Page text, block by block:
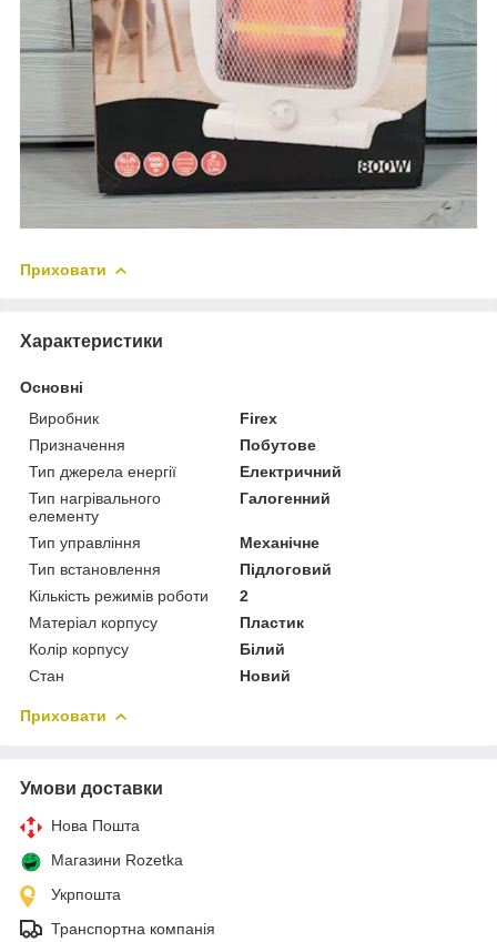
Приховати
Характеристики
Основні
Виробник
Firex
Призначення
Побутове
Тип джерела енергії
Електричний
Тип нагрівального
елементу
Галогенний
Тип управління
Механічне
Тип встановлення
Підлоговий
Кількість режимів роботи
2
Матеріал корпусу
Пластик
Колір корпусу
Білий
Стан
Новий
Приховати
Умови доставки
Нова Пошта
Магазини Rozetka
Укрпошта
Транспортна компанія